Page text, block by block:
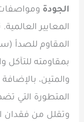
الجودة
المعايير
المقاوم للصدأ
بمقاومته للتآكل
والمتين، بالإضافة
المتطورة التي
وتقلل من فقدان